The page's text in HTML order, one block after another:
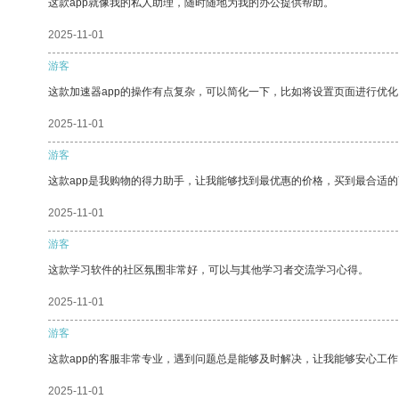
这款app就像我的私人助理，随时随地为我的办公提供帮助。
2025-11-01
游客
这款加速器app的操作有点复杂，可以简化一下，比如将设置页面进行优化
2025-11-01
游客
这款app是我购物的得力助手，让我能够找到最优惠的价格，买到最合适的
2025-11-01
游客
这款学习软件的社区氛围非常好，可以与其他学习者交流学习心得。
2025-11-01
游客
这款app的客服非常专业，遇到问题总是能够及时解决，让我能够安心工作
2025-11-01